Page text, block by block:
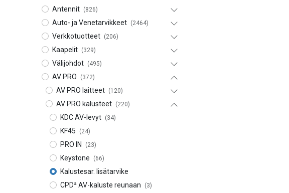
Antennit
(826)
Auto- ja Venetarvikkeet (2464)
Verkkotuotteet (206)
Kaapelit (329)
Välijohdot (495)
AV PRO (372)
AV PRO laitteet (120)
AV PRO kalusteet (220)
KDC AV-levyt (34)
KF45 (24)
PRO IN (23)
Keystone (66)
Kalustesar. lisätarvike
CPD² AV-kaluste reunaan
(3)